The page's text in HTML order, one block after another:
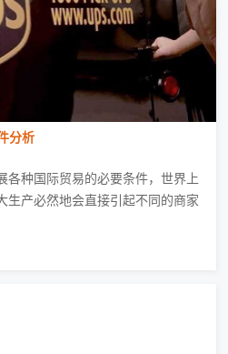
分析
各种国际贸易的必要条件，世界上
生产必然地会直接引起不同的商家